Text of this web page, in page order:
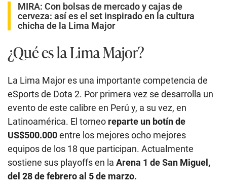
MIRA: Con bolsas de mercado y cajas de
cerveza: así es el set inspirado en la cultura
chicha de la Lima Major
¿Qué es la Lima Major?
La Lima Major es una importante competencia de
eSports de Dota 2. Por primera vez se desarrolla un
evento de este calibre en Perú y, a su vez, en
Latinoamérica. El torneo reparte un botín de
US$500.000entre los mejores ocho mejores
equipos de los 18 que participan. Actualmente
sostiene sus playoffs en la Arena 1 de San Miguel,
del 28 de febrero al 5 de marzo.